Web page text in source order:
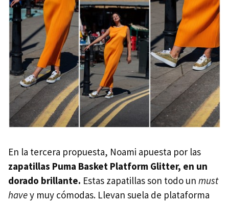
En la tercera propuesta, Noami apuesta por las
zapatillas Puma Basket Platform Glitter, en un
dorado brillante. Estas zapatillas son todo un must
havey muy cómodas. Llevan suela de plataforma